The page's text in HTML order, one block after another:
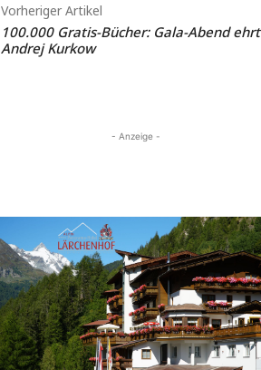
Vorheriger Artikel
100.000 Gratis-Bücher: Gala-Abend ehrt
Andrej Kurkow
- Anzeige -